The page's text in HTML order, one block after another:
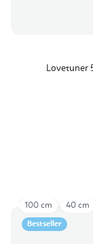
Lovetuner
Bestseller
100 cm 40 cm